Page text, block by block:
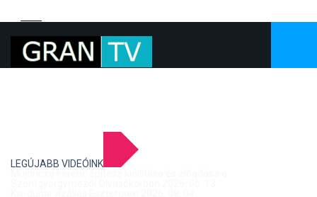
LEGÚJABB VIDEÓINK